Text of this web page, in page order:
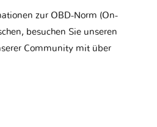
zur OBD-Norm (On-
besuchen Sie unseren
Community mit über